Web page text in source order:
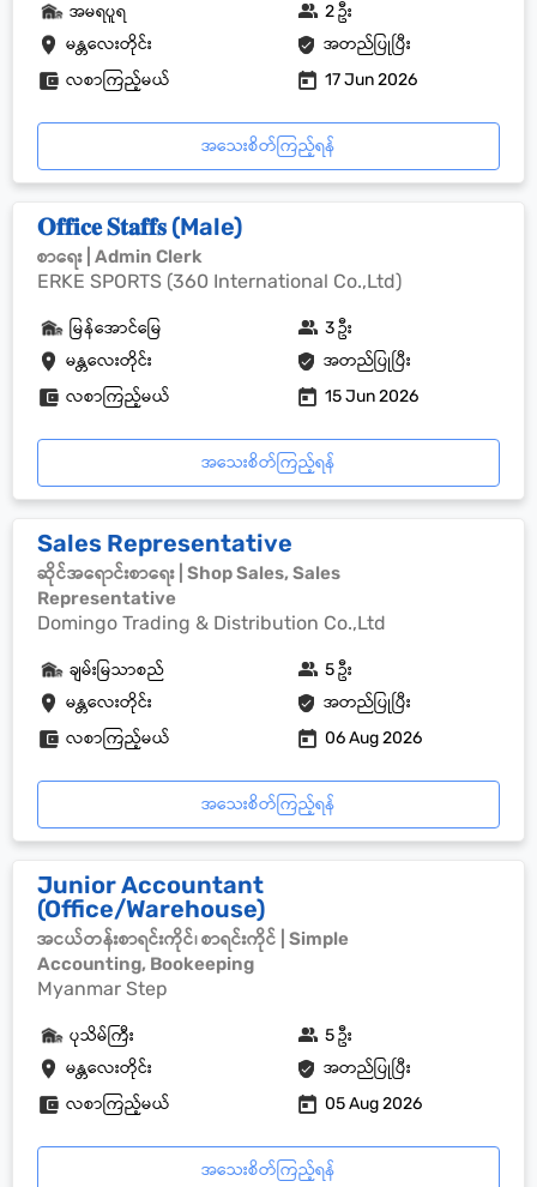
မန္တလေးတိုင်း အတည်ပြုပြီး
အမရပူရ 2 ဦး
လစာကြည့်မယ် 17 Jun 2026
အသေးစိတ်ကြည့်ရန်
𝐎𝐟𝐟𝐢𝐜𝐞 𝐒𝐭𝐚𝐟𝐟𝐬 (Male)
စာရေး | Admin Clerk
ERKE SPORTS (360 International Co.,Ltd)
မန္တလေးတိုင်း အတည်ပြုပြီး
မြန်အောင်မြေ 3 ဦး
လစာကြည့်မယ် 15 Jun 2026
အသေးစိတ်ကြည့်ရန်
Sales Representative
ဆိုင်အရောင်းစာရေး | Shop Sales, Sales
Representative
Domingo Trading & Distribution Co.,Ltd
မန္တလေးတိုင်း အတည်ပြုပြီး
ချမ်းမြသာစည် 5 ဦး
လစာကြည့်မယ် 06 Aug 2026
အသေးစိတ်ကြည့်ရန်
‎Junior Accountant
(Office/Warehouse)
အငယ်တန်းစာရင်းကိုင်၊ စာရင်းကိုင် | Simple
Accounting, Bookeeping
Myanmar Step
မန္တလေးတိုင်း အတည်ပြုပြီး
ပုသိမ်ကြီး 5 ဦး
လစာကြည့်မယ် 05 Aug 2026
အသေးစိတ်ကြည့်ရန်